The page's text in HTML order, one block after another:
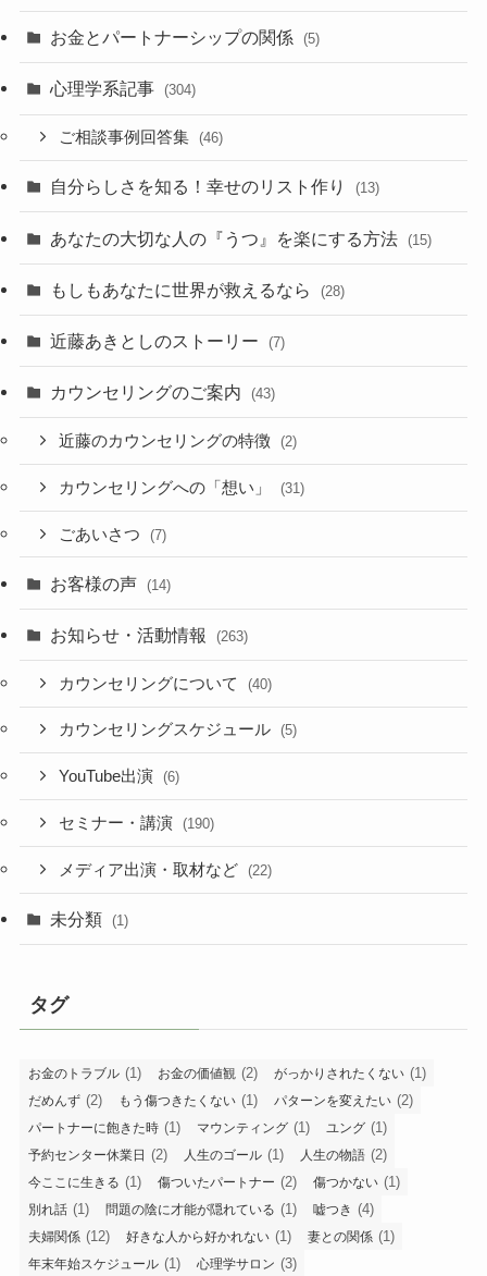
お金とパートナーシップの関係 (5)
心理学系記事 (304)
ご相談事例回答集 (46)
自分らしさを知る！幸せのリスト作り (13)
あなたの大切な人の『うつ』を楽にする方法 (15)
もしもあなたに世界が救えるなら (28)
近藤あきとしのストーリー (7)
カウンセリングのご案内 (43)
近藤のカウンセリングの特徴 (2)
カウンセリングへの「想い」 (31)
ごあいさつ (7)
お客様の声 (14)
お知らせ・活動情報 (263)
カウンセリングについて (40)
カウンセリングスケジュール (5)
YouTube出演 (6)
セミナー・講演 (190)
メディア出演・取材など (22)
未分類 (1)
タグ
お金のトラブル (1) お金の価値観 (2) がっかりされたくない (1)
だめんず (2) もう傷つきたくない (1) パターンを変えたい (2)
パートナーに飽きた時 (1) マウンティング (1) ユング (1)
予約センター休業日 (2) 人生のゴール (1) 人生の物語 (2)
今ここに生きる (1) 傷ついたパートナー (2) 傷つかない (1)
別れ話 (1) 問題の陰に才能が隠れている (1) 嘘つき (4)
夫婦関係 (12) 好きな人から好かれない (1) 妻との関係 (1)
年末年始スケジュール (1) 心理学サロン (3)